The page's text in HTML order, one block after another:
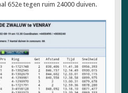
652e tegen ruim 24000 duiven.